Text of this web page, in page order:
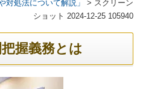
対処法について解説」 > スクリーン
ショット 2024-12-25 105940
握義務とは